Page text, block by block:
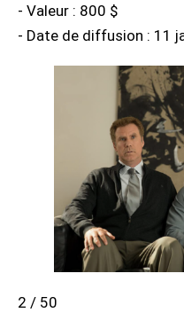
- Valeur : 800 $
- Date de diffusion : 11
2 / 50